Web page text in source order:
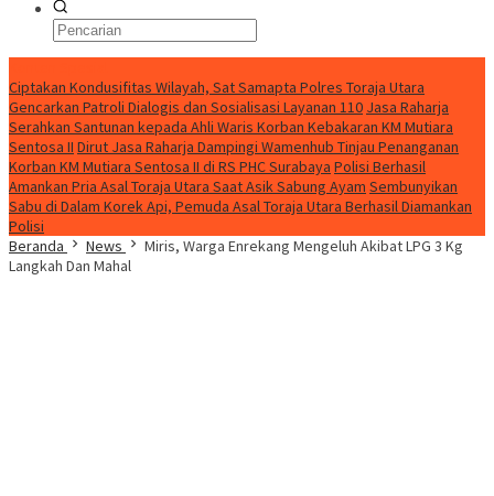
Ciptakan Kondusifitas Wilayah, Sat Samapta Polres Toraja Utara
Gencarkan Patroli Dialogis dan Sosialisasi Layanan 110 Jasa Raharja
Serahkan Santunan kepada Ahli Waris Korban Kebakaran KM Mutiara
Sentosa II Dirut Jasa Raharja Dampingi Wamenhub Tinjau Penanganan
Korban KM Mutiara Sentosa II di RS PHC Surabaya Polisi Berhasil
Amankan Pria Asal Toraja Utara Saat Asik Sabung Ayam Sembunyikan
Sabu di Dalam Korek Api, Pemuda Asal Toraja Utara Berhasil Diamankan
Polisi
Beranda
News
Miris, Warga Enrekang Mengeluh Akibat LPG 3 Kg
Langkah Dan Mahal